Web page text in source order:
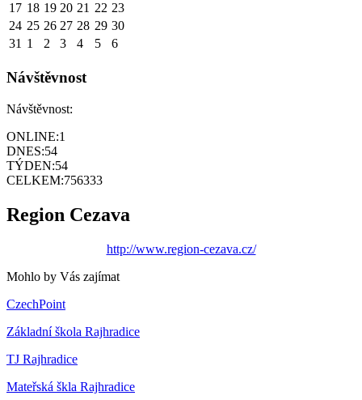
17 18 19 20 21 22 23
24 25 26 27 28 29 30
31 1 2 3 4 5 6
Návštěvnost
Návštěvnost:
ONLINE:1
DNES:54
TÝDEN:54
CELKEM:756333
Region Cezava
http://www.region-cezava.cz/
Mohlo by Vás zajímat
CzechPoint
Základní škola Rajhradice
TJ Rajhradice
Mateřská škla Rajhradice